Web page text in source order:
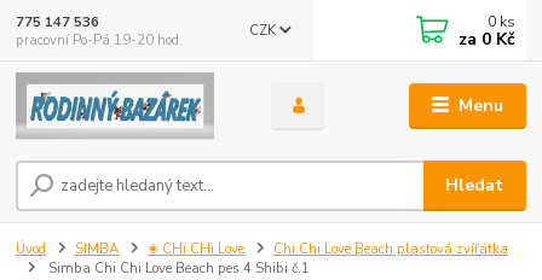
Menu
CZK
Hledat
775 147 536
pracovní Po-Pá 19-20 hod.
0 ks
za 0 Kč
Úvod SIMBA ❀ CHi CHi Love
Chi Chi Love Beach plastová zvířátka
Simba Chi Chi Love Beach pes 4 Shibi č.1